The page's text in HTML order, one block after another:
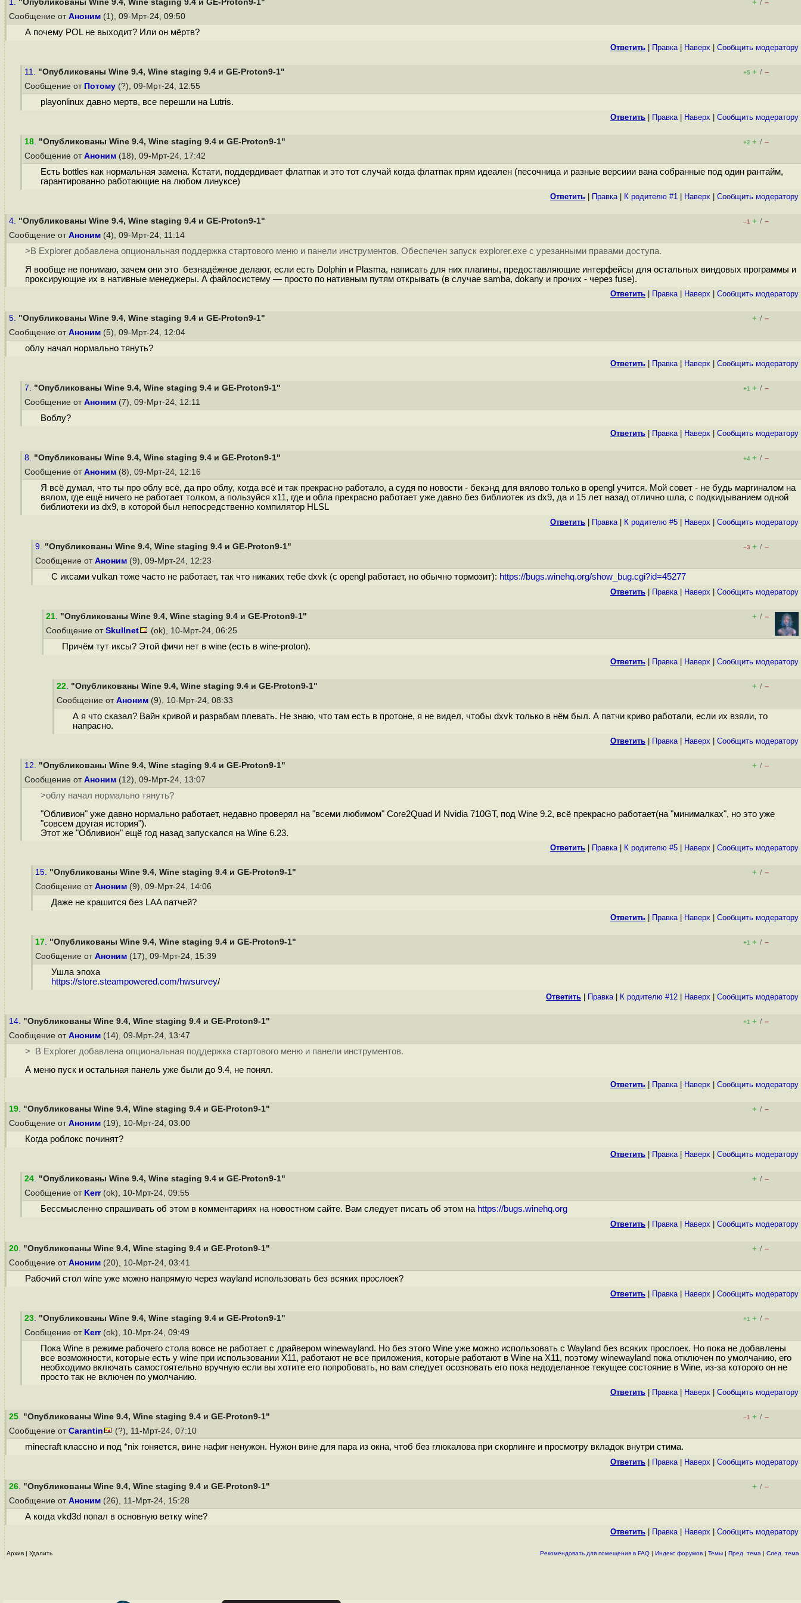
1. "Опубликованы Wine 9.4, Wine staging 9.4 и GE-Proton9-1" + / –
Сообщение от Аноним (1), 09-Мрт-24, 09:50
А почему POL не выходит? Или он мёртв?
Ответить Правка| Наверх Cообщить модератору
11. "Опубликованы Wine 9.4, Wine staging 9.4 и GE-Proton9-1" +5 + / –
Сообщение от Потому (?), 09-Мрт-24, 12:55
playonlinux давно мертв, все перешли на Lutris.
Ответить Правка| Наверх Cообщить модератору
18. "Опубликованы Wine 9.4, Wine staging 9.4 и GE-Proton9-1" +2 + / –
Сообщение от Аноним (18), 09-Мрт-24, 17:42
Есть bottles как нормальная замена. Кстати, поддердивает флатпак и это тот случай когда флатпак прям идеален (песочница и разные версиии вана собранные под один рантайм,
гарантированно работающие на любом линуксе)
Ответить Правка| К родителю #1 Наверх Cообщить модератору
4. "Опубликованы Wine 9.4, Wine staging 9.4 и GE-Proton9-1" –1 + / –
Сообщение от Аноним (4), 09-Мрт-24, 11:14
>В Explorer добавлена опциональная поддержка стартового меню и панели инструментов. Обеспечен запуск explorer.exe с урезанными правами доступа.
Я вообще не понимаю, зачем они это безнадёжное делают, если есть Dolphin и Plasma, написать для них плагины, предоставляющие интерфейсы для остальных виндовых программы и
проксирующие их в нативные менеджеры. А файлосистему — просто по нативным путям открывать (в случае samba, dokаny и прочих - через fuse).
Ответить Правка| Наверх Cообщить модератору
5. "Опубликованы Wine 9.4, Wine staging 9.4 и GE-Proton9-1" + / –
Сообщение от Аноним (5), 09-Мрт-24, 12:04
облу начал нормально тянуть?
Ответить Правка| Наверх Cообщить модератору
7. "Опубликованы Wine 9.4, Wine staging 9.4 и GE-Proton9-1" +1 + / –
Сообщение от Аноним (7), 09-Мрт-24, 12:11
Воблу?
Ответить Правка| Наверх Cообщить модератору
8. "Опубликованы Wine 9.4, Wine staging 9.4 и GE-Proton9-1" +4 + / –
Сообщение от Аноним (8), 09-Мрт-24, 12:16
Я всё думал, что ты про облу всё, да про облу, когда всё и так прекрасно работало, а судя по новости - бекэнд для вялово только в opengl учится. Мой совет - не будь маргиналом на
вялом, где ещё ничего не работает толком, а пользуйся x11, где и обла прекрасно работает уже давно без библиотек из dx9, да и 15 лет назад отлично шла, с подкидыванием одной
библиотеки из dx9, в которой был непосредственно компилятор HLSL
Ответить Правка| К родителю #5 Наверх Cообщить модератору
9. "Опубликованы Wine 9.4, Wine staging 9.4 и GE-Proton9-1" –3 + / –
Сообщение от Аноним (9), 09-Мрт-24, 12:23
С иксами vulkan тоже часто не работает, так что никаких тебе dxvk (с opengl работает, но обычно тормозит): https://bugs.winehq.org/show_bug.cgi?id=45277
Ответить Правка| Наверх Cообщить модератору
21. "Опубликованы Wine 9.4, Wine staging 9.4 и GE-Proton9-1" + / –
Сообщение от Skullnet (ok), 10-Мрт-24, 06:25
Причём тут иксы? Этой фичи нет в wine (есть в wine-proton).
Ответить Правка| Наверх Cообщить модератору
22. "Опубликованы Wine 9.4, Wine staging 9.4 и GE-Proton9-1" + / –
Сообщение от Аноним (9), 10-Мрт-24, 08:33
А я что сказал? Вайн кривой и разрабам плевать. Не знаю, что там есть в протоне, я не видел, чтобы dxvk только в нём был. А патчи криво работали, если их взяли, то
напрасно.
Ответить Правка| Наверх Cообщить модератору
12. "Опубликованы Wine 9.4, Wine staging 9.4 и GE-Proton9-1" + / –
Сообщение от Аноним (12), 09-Мрт-24, 13:07
>облу начал нормально тянуть?
"Обливион" уже давно нормально работает, недавно проверял на "всеми любимом" Core2Quad И Nvidia 710GT, под Wine 9.2, всё прекрасно работает(на "минималках", но это уже
"совсем другая история").
Этот же "Обливион" ещё год назад запускался на Wine 6.23.
Ответить Правка| К родителю #5 Наверх Cообщить модератору
15. "Опубликованы Wine 9.4, Wine staging 9.4 и GE-Proton9-1" + / –
Сообщение от Аноним (9), 09-Мрт-24, 14:06
Даже не крашится без LAA патчей?
Ответить Правка| Наверх Cообщить модератору
17. "Опубликованы Wine 9.4, Wine staging 9.4 и GE-Proton9-1" +1 + / –
Сообщение от Аноним (17), 09-Мрт-24, 15:39
Ушла эпоха
https://store.steampowered.com/hwsurvey/
Ответить Правка| К родителю #12 Наверх Cообщить модератору
14. "Опубликованы Wine 9.4, Wine staging 9.4 и GE-Proton9-1" +1 + / –
Сообщение от Аноним (14), 09-Мрт-24, 13:47
> В Explorer добавлена опциональная поддержка стартового меню и панели инструментов.
А меню пуск и остальная панель уже были до 9.4, не понял.
Ответить Правка| Наверх Cообщить модератору
19. "Опубликованы Wine 9.4, Wine staging 9.4 и GE-Proton9-1" + / –
Сообщение от Аноним (19), 10-Мрт-24, 03:00
Когда роблокс починят?
Ответить Правка| Наверх Cообщить модератору
24. "Опубликованы Wine 9.4, Wine staging 9.4 и GE-Proton9-1" + / –
Сообщение от Kerr(ok), 10-Мрт-24, 09:55
Бессмысленно спрашивать об этом в комментариях на новостном сайте. Вам следует писать об этом на https://bugs.winehq.org
Ответить Правка| Наверх Cообщить модератору
20. "Опубликованы Wine 9.4, Wine staging 9.4 и GE-Proton9-1" + / –
Сообщение от Аноним (20), 10-Мрт-24, 03:41
Рабочий стол wine уже можно напрямую через wayland использовать без всяких прослоек?
Ответить Правка| Наверх Cообщить модератору
23. "Опубликованы Wine 9.4, Wine staging 9.4 и GE-Proton9-1" +1 + / –
Сообщение от Kerr(ok), 10-Мрт-24, 09:49
Пока Wine в режиме рабочего стола вовсе не работает с драйвером winewayland. Но без этого Wine уже можно использовать с Wayland без всяких прослоек. Но пока не добавлены
все возможности, которые есть у wine при использовании X11, работают не все приложения, которые работают в Wine на X11, поэтому winewayland пока отключен по умолчанию, его
необходимо включать самостоятельно вручную если вы хотите его попробовать, но вам следует осозновать его пока недоделанное текущее состояние в Wine, из-за которого он не
просто так не включен по умолчанию.
Ответить Правка| Наверх Cообщить модератору
25. "Опубликованы Wine 9.4, Wine staging 9.4 и GE-Proton9-1" –1 + / –
Сообщение от Carantin (?), 11-Мрт-24, 07:10
minecraft классно и под *nix гоняется, вине нафиг ненужон. Нужон вине для пара из окна, чтоб без глюкалова при скорлинге и просмотру вкладок внутри стима.
Ответить Правка| Наверх Cообщить модератору
26. "Опубликованы Wine 9.4, Wine staging 9.4 и GE-Proton9-1" + / –
Сообщение от Аноним (26), 11-Мрт-24, 15:28
А когда vkd3d попал в основную ветку wine?
Ответить Правка| Наверх Cообщить модератору
Архив | Удалить Рекомендовать для помещения в FAQ | Индекс форумов | Темы | Пред. тема | След. тема